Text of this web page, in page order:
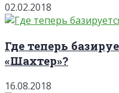
02.02.2018
Где теперь
«Шахтер»?
16.08.2018